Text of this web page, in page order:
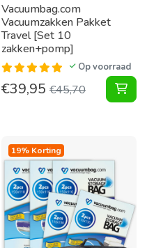
Pakket Motorrijder
Vacuumbag.com
Vacuumzakken Pakket
Travel [Set 10
zakken+pomp]
Op voorraad
€39,95 €45,70
19% Korting